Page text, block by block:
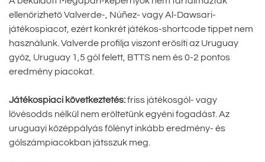
ellenőrizhető Valverde-, Núñez- vagy Al-Dawsari-
játékospiacot, ezért konkrét játékos-shortcode tippet nem
használunk. Valverde profilja viszont erősíti az Uruguay
győz, Uruguay 1,5 gól felett, BTTS nem és 0-2 pontos
eredmény piacokat.
Játékospiaci következtetés:friss játékosgól- vagy
lövésodds nélkül nem erőltetünk egyéni fogadást. Az
uruguayi középpályás fölényt inkább eredmény- és
gólszámpiacokban játsszuk meg.